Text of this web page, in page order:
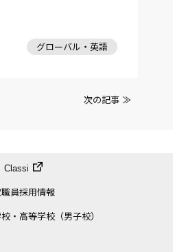
グローバル・英語
次の記事 ≫
Classi
員採用情報
・高等学校（男子校）